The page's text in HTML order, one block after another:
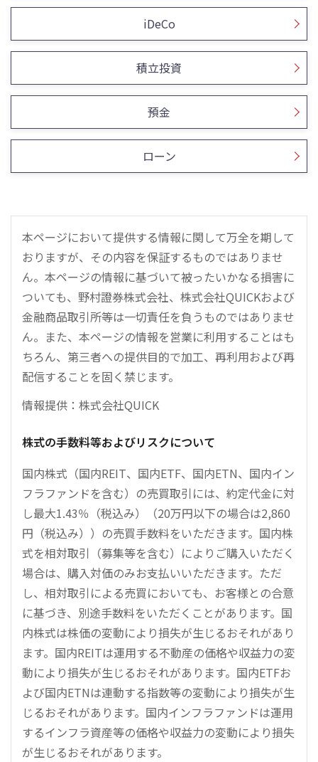
iDeCo
積立投資
預金
ローン
本ページにおいて提供する情報に関して万全を期して
おりますが、その内容を保証するものではありませ
ん。本ページの情報に基づいて被ったいかなる損害に
ついても、野村證券株式会社、株式会社QUICKおよび
金融商品取引所等は一切責任を負うものではありませ
ん。また、本ページの情報を営業に利用することはも
ちろん、第三者への提供目的で加工、再利用および再
配信することを固く禁じます。
情報提供：株式会社QUICK
株式の手数料等およびリスクについて
国内株式（国内REIT、国内ETF、国内ETN、国内イン
フラファンドを含む）の売買取引には、約定代金に対
し最大1.43％（税込み）（20万円以下の場合は2,860
円（税込み））の売買手数料をいただきます。国内株
式を相対取引（募集等を含む）によりご購入いただく
場合は、購入対価のみお支払いいただきます。ただ
し、相対取引による売買においても、お客様との合意
に基づき、別途手数料をいただくことがあります。国
内株式は株価の変動により損失が生じるおそれがあり
ます。国内REITは運用する不動産の価格や収益力の変
動により損失が生じるおそれがあります。国内ETFお
よび国内ETNは連動する指数等の変動により損失が生
じるおそれがあります。国内インフラファンドは運用
するインフラ資産等の価格や収益力の変動により損失
が生じるおそれがあります。